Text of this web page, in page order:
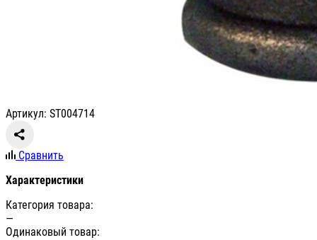
Артикул: ST004714
Сравнить
Характеристики
Категория товара:
—
Одинаковый товар: